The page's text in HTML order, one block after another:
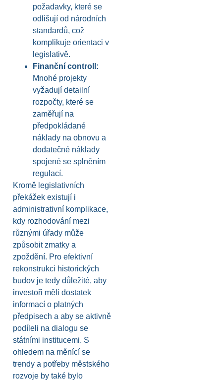
požadavky, které se
odlišují od národních
standardů, což
komplikuje orientaci v
legislativě.
Finanční controll:
Mnohé projekty
vyžadují detailní
rozpočty, které se
zaměřují na
předpokládané
náklady na obnovu a
dodatečné náklady
spojené se splněním
regulací.
Kromě legislativních
překážek existují i
administrativní komplikace,
kdy rozhodování mezi
různými úřady může
způsobit zmatky a
zpoždění. Pro efektivní
rekonstrukci historických
budov je tedy důležité, aby
investoři měli dostatek
informací o platných
předpisech a aby se aktivně
podíleli na dialogu se
státními institucemi. S
ohledem na měnící se
trendy a potřeby městského
rozvoje by také bylo